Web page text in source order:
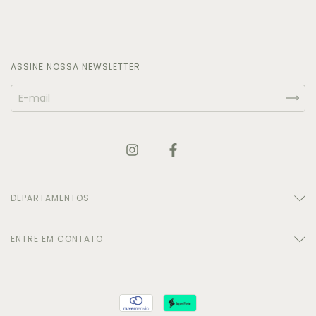
ASSINE NOSSA NEWSLETTER
DEPARTAMENTOS
ENTRE EM CONTATO